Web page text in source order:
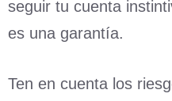
seguir tu cuenta
es una garantía.
Ten en cuenta los